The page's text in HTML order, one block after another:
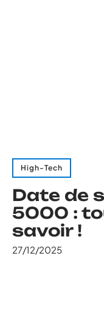
High-Tech
Date de
5000 :
savoir !
27/12/2025